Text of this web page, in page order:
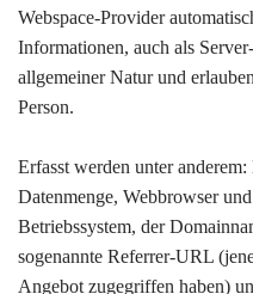
Webspace-Provider
Informationen, auch als
allgemeiner Natur und
Person.
Erfasst werden unter
Datenmenge, Webbrowser
Betriebssystem, der
sogenannte Referrer-URL
Angebot zugegriffen haben)